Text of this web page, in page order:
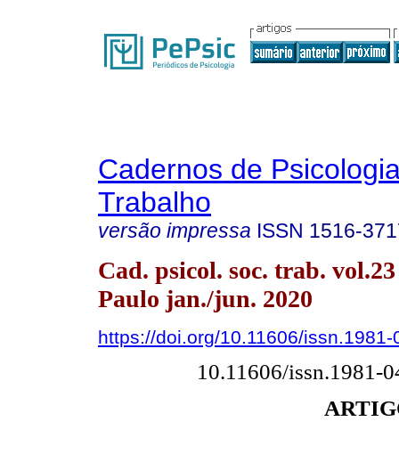
Cadernos de
Trabalho
versão impressa ISSN 1516-
Cad. psicol. soc. trab.
Paulo jan./jun. 2020
https://doi.org/10.11606/
10.11606/issn.1981-